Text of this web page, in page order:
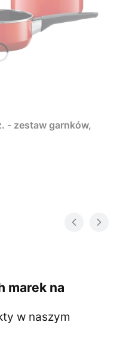
- zestaw garnków,
marek na
w naszym